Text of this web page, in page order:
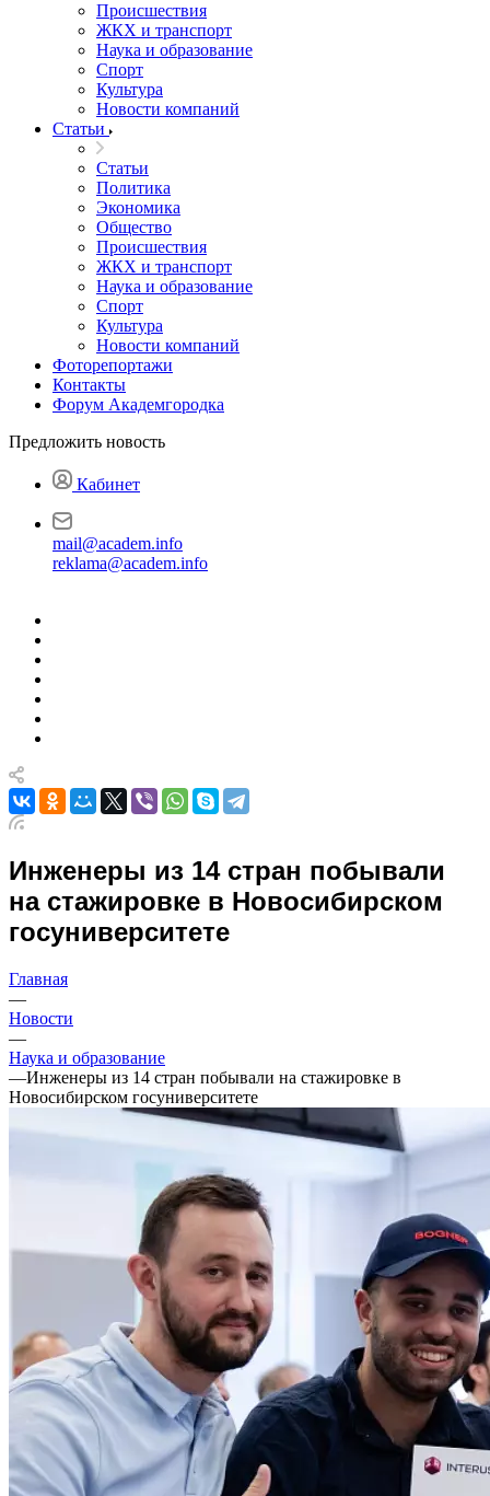
Происшествия
ЖКХ и транспорт
Наука и образование
Спорт
Культура
Новости компаний
Статьи
Статьи
Политика
Экономика
Общество
Происшествия
ЖКХ и транспорт
Наука и образование
Спорт
Культура
Новости компаний
Фоторепортажи
Контакты
Форум Академгородка
Предложить новость
Кабинет
mail@academ.info
reklama@academ.info
Инженеры из 14 стран побывали
на стажировке в Новосибирском
госуниверситете
Главная
—
Новости
—
Наука и образование
—Инженеры из 14 стран побывали на стажировке в
Новосибирском госуниверситете